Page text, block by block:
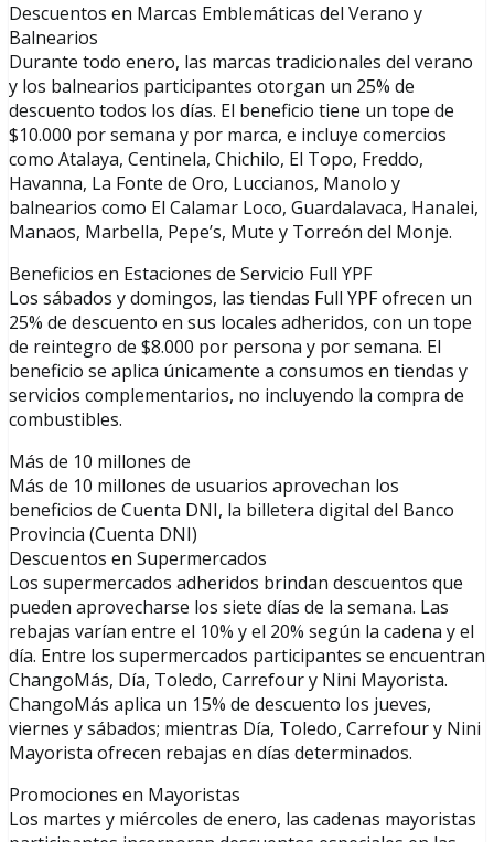
Descuentos en Marcas Emblemáticas del Verano y
Balnearios
Durante todo enero, las marcas tradicionales del verano
y los balnearios participantes otorgan un 25% de
descuento todos los días. El beneficio tiene un tope de
$10.000 por semana y por marca, e incluye comercios
como Atalaya, Centinela, Chichilo, El Topo, Freddo,
Havanna, La Fonte de Oro, Luccianos, Manolo y
balnearios como El Calamar Loco, Guardalavaca, Hanalei,
Manaos, Marbella, Pepe’s, Mute y Torreón del Monje.
Beneficios en Estaciones de Servicio Full YPF
Los sábados y domingos, las tiendas Full YPF ofrecen un
25% de descuento en sus locales adheridos, con un tope
de reintegro de $8.000 por persona y por semana. El
beneficio se aplica únicamente a consumos en tiendas y
servicios complementarios, no incluyendo la compra de
combustibles.
Más de 10 millones de
Más de 10 millones de usuarios aprovechan los
beneficios de Cuenta DNI, la billetera digital del Banco
Provincia (Cuenta DNI)
Descuentos en Supermercados
Los supermercados adheridos brindan descuentos que
pueden aprovecharse los siete días de la semana. Las
rebajas varían entre el 10% y el 20% según la cadena y el
día. Entre los supermercados participantes se encuentran
ChangoMás, Día, Toledo, Carrefour y Nini Mayorista.
ChangoMás aplica un 15% de descuento los jueves,
viernes y sábados; mientras Día, Toledo, Carrefour y Nini
Mayorista ofrecen rebajas en días determinados.
Promociones en Mayoristas
Los martes y miércoles de enero, las cadenas mayoristas